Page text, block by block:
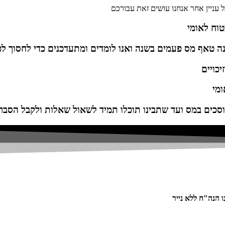
אחר אנחנו עושים זאת עבורכם
לאומי
טאף מס פעמים בשנה ואנו לומדים ומתעדכנים כדי לחסוך
במס ועד שתבינו תוכלו תמיד לשאול שאלות ולקבל
הנה"ח ללא נייר